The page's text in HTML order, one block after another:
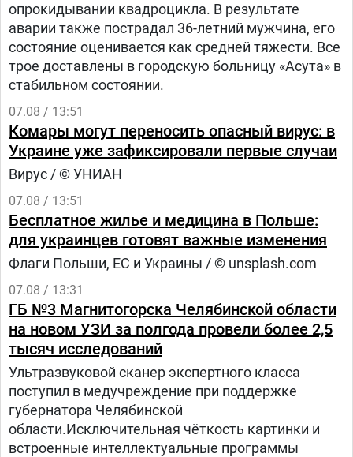
опрокидывании квадроцикла. В результате
аварии также пострадал 36-летний мужчина, его
состояние оценивается как средней тяжести. Все
трое доставлены в городскую больницу «Асута» в
стабильном состоянии.
07.08 / 13:51
Комары могут переносить опасный вирус: в
Украине уже зафиксировали первые случаи
Вирус / © УНИАН
07.08 / 13:51
Бесплатное жилье и медицина в Польше:
для украинцев готовят важные изменения
Флаги Польши, ЕС и Украины / © unsplash.com
07.08 / 13:31
ГБ №3 Магнитогорска Челябинской области
на новом УЗИ за полгода провели более 2,5
тысяч исследований
Ультразвуковой сканер экспертного класса
поступил в медучреждение при поддержке
губернатора Челябинской
области.Исключительная чёткость картинки и
встроенные интеллектуальные программы